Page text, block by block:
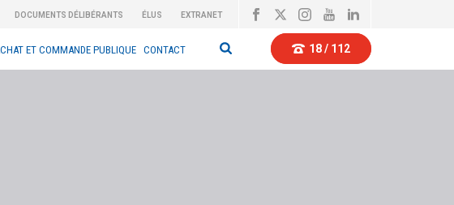
DOCUMENTS DÉLIBÉRANTS ÉLUS EXTRANET
ET COMMANDE PUBLIQUE CONTACT 18 / 112